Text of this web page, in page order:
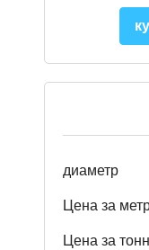
диаметр
Цена за
Цена за